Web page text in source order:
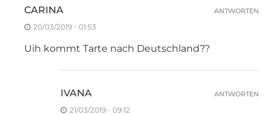
CARINA
20/03/2019 - 01:53
Uih kommt Tarte nach Deutschland??
ANTWORTEN
IVANA
21/03/2019 - 09:12
ANTWORTEN